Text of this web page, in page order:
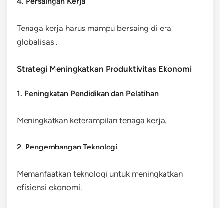
Tenaga kerja harus mampu bersaing di era
globalisasi.
Strategi Meningkatkan Produktivitas Ekonomi
1. Peningkatan Pendidikan dan Pelatihan
Meningkatkan keterampilan tenaga kerja.
2. Pengembangan Teknologi
Memanfaatkan teknologi untuk meningkatkan
efisiensi ekonomi.